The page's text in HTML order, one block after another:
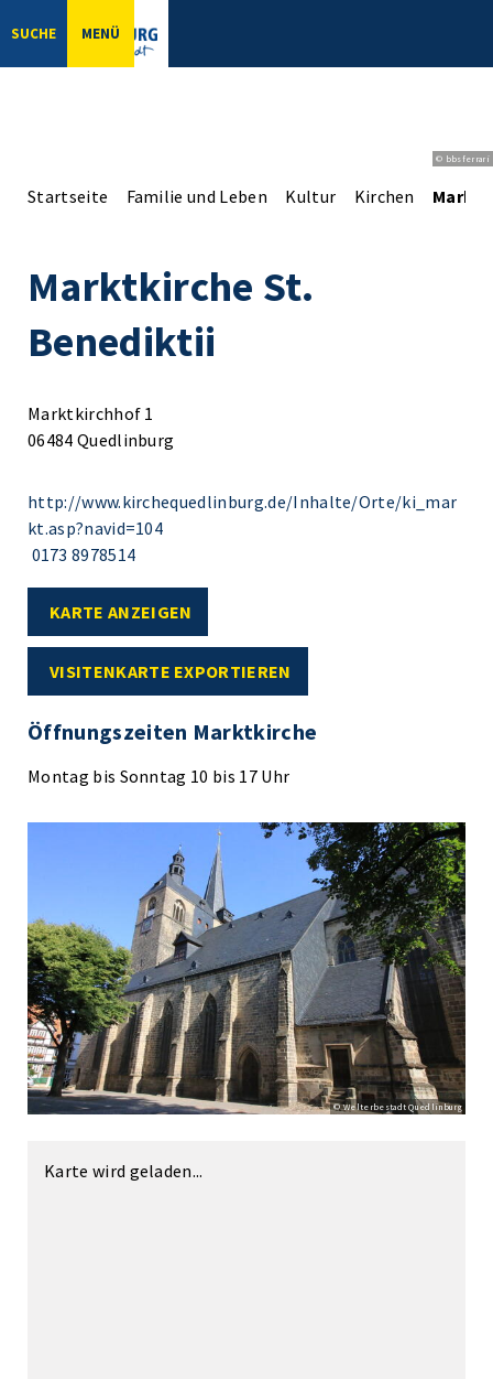
SUCHE MENÜ
© bbsferrari
Startseite Familie und Leben Kultur Kirchen
Marktkirche St.
Benediktii
Marktkirchhof 1
06484 Quedlinburg
http://www.kirchequedlinburg.de/Inhalte/Orte/ki_mar
kt.asp?navid=104
0173 8978514
KARTE ANZEIGEN
VISITENKARTE EXPORTIEREN
Öffnungszeiten Marktkirche
Montag bis Sonntag 10 bis 17 Uhr
© Welterbestadt Quedlinburg
Karte wird geladen...